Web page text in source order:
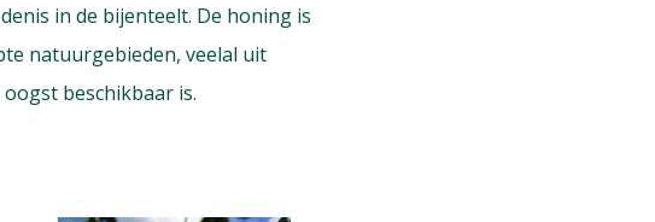
in de bijenteelt. De honing is
natuurgebieden, veelal uit
beschikbaar is.